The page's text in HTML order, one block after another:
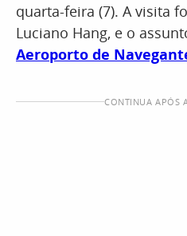
quarta-feira (7). A visita
Luciano Hang, e o
Aeroporto de
CONTINUA APÓS